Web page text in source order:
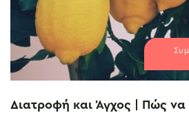
Διατροφή και Άγχος | Πώς να